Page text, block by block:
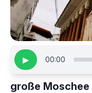
▶ 00:00
große Moschee